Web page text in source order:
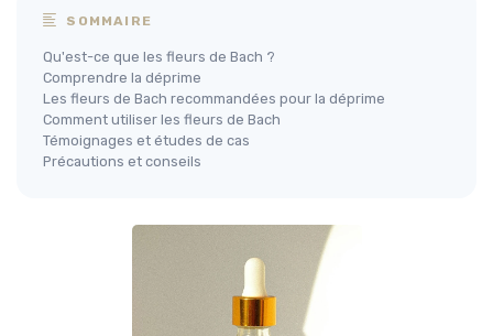
SOMMAIRE
Qu'est-ce que les fleurs de Bach ?
Comprendre la déprime
Les fleurs de Bach recommandées pour la déprime
Comment utiliser les fleurs de Bach
Témoignages et études de cas
Précautions et conseils